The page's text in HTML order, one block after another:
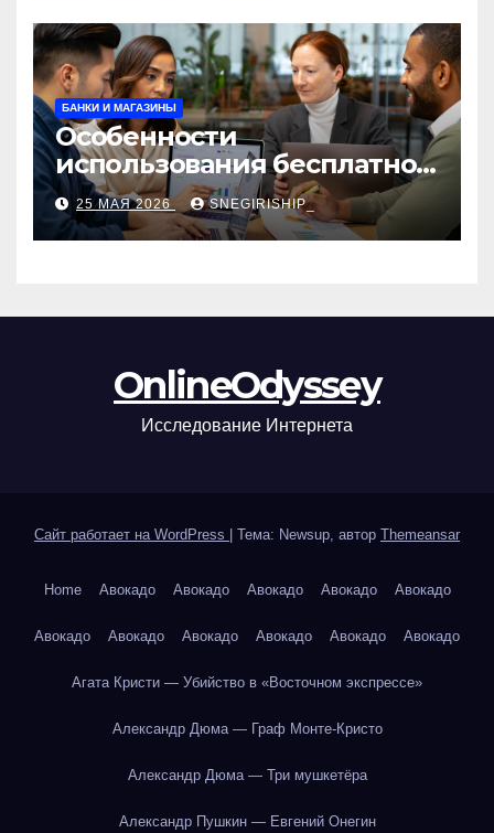
БАНКИ И МАГАЗИНЫ
Особенности
использования бесплатной
версии программ для
автоматизации и
управления предприятием
25 МАЯ 2026 SNEGIRISHIP_
OnlineOdyssey
Исследование Интернета
Сайт работает на WordPress Тема: Newsup, автор Themeansar
Home Авокадо Авокадо Авокадо Авокадо Авокадо
Авокадо Авокадо Авокадо Авокадо Авокадо Авокадо
Агата Кристи — Убийство в «Восточном экспрессе»
Александр Дюма — Граф Монте-Кристо
Александр Дюма — Три мушкетёра
Александр Пушкин — Евгений Онегин